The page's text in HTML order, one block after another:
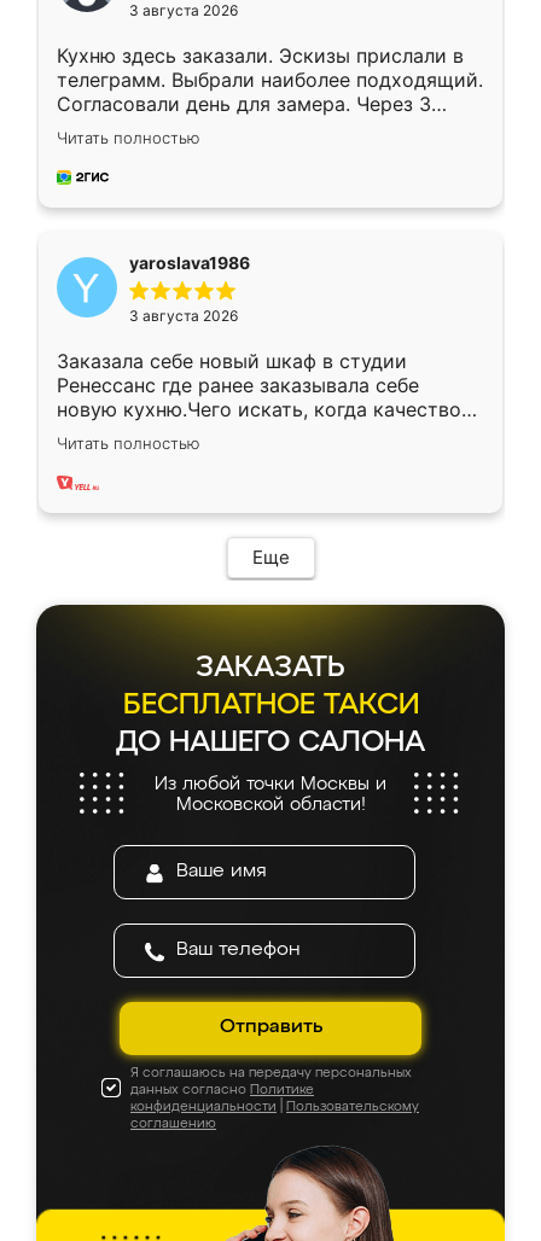
3 августа 2026
Кухню здесь заказали. Эскизы прислали в
телеграмм. Выбрали наиболее подходящий.
Согласовали день для замера. Через 3
недели кухня была уже готова. Остались
довольны работой. Спасибо Ренессанс
мебель за качественную работу!
Читать полностью
yaroslava1986
3 августа 2026
Заказала себе новый шкаф в студии
Ренессанс где ранее заказывала себе
новую кухню.Чего искать, когда качеством
вполне довольна. Служит кухня уже почти
два года, нареканий нет.
Читать полностью
Еще
ЗАКАЗАТЬ
БЕСПЛАТНОЕ ТАКСИ
ДО НАШЕГО САЛОНА
Из любой точки Москвы и
Московской области!
Отправить
Я соглашаюсь на передачу персональных
данных согласно Политике
конфиденциальности
Пользовательскому
соглашению